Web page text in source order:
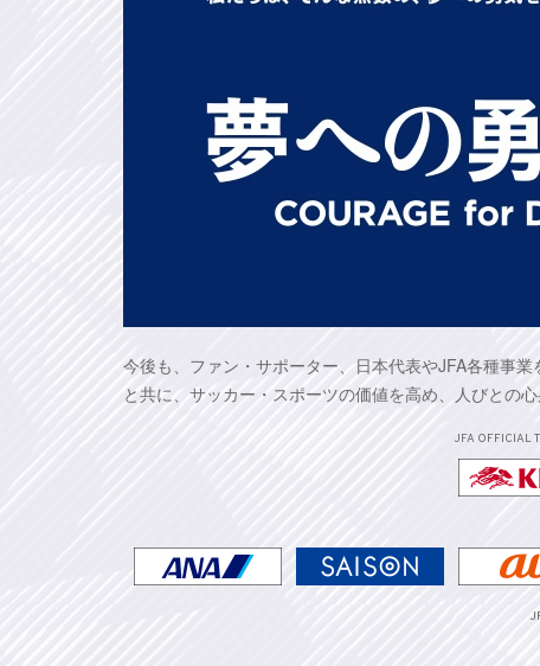
今後も、ファン・サポーター、日本代表やJFA各種事
と共に、サッカー・スポーツの価値を高め、人びとの
JFA OFFICIAL